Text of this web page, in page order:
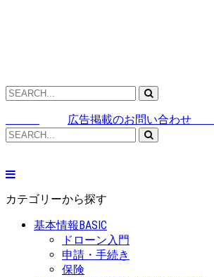
広告掲載のお問い合わせ
カテゴリーから探す
基本情報BASIC
ドローン入門
申請・手続き
保険